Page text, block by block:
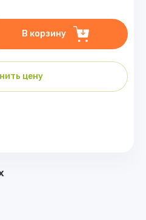
В корзину
цену